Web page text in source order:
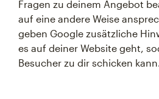
Fragen zu deinem Angebot
auf eine andere Weise
geben Google zusätzliche
es auf deiner Website geht,
Besucher zu dir schicken